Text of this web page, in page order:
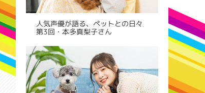
人気声優が語る、ペットとの日々
第3回・本多真梨子さん